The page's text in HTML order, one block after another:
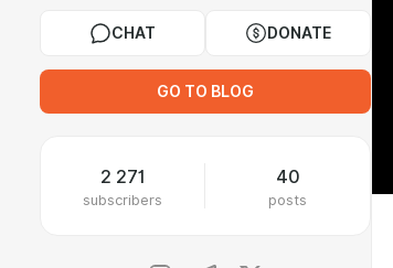
CHAT DONATE
GO TO BLOG
2 271
subscribers
40
posts